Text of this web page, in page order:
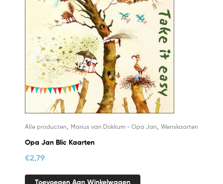
Alle producten, Marius van Dokkum - Opa Jan, Wenskaarten
Opa Jan Blic Kaarten
€2,79
Toevoegen Aan Winkelwagen